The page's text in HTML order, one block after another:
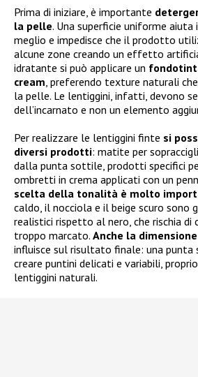
Prima di iniziare, è importante
la pelle. Una superficie uniforme aiuta
meglio e impedisce che il prodotto
alcune zone creando un effetto
idratante si può applicare un
cream, preferendo texture naturali
la pelle. Le lentiggini, infatti, devono
dell’incarnato e non un elemento
Per realizzare le lentiggini finte si
diversi prodotti: matite per
dalla punta sottile, prodotti specifici
ombretti in crema applicati con un
scelta della tonalità è molto
caldo, il nocciola e il beige scuro sono
realistici rispetto al nero, che rischia
troppo marcato. Anche la
influisce sul risultato finale: una
creare puntini delicati e variabili,
lentiggini naturali.